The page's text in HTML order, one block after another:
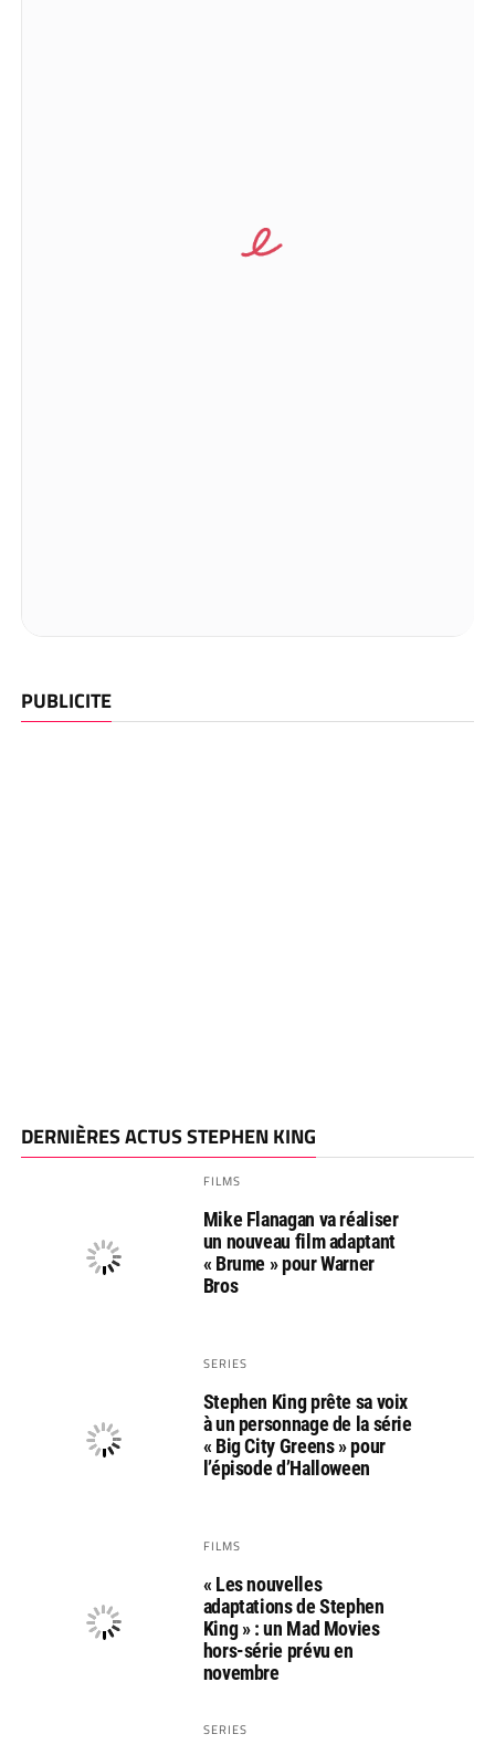
PUBLICITE
DERNIÈRES ACTUS STEPHEN KING
FILMS
Mike Flanagan va réaliser
un nouveau film adaptant
« Brume » pour Warner
Bros
SERIES
Stephen King prête sa voix
à un personnage de la série
« Big City Greens » pour
l’épisode d’Halloween
FILMS
« Les nouvelles
adaptations de Stephen
King » : un Mad Movies
hors-série prévu en
novembre
SERIES